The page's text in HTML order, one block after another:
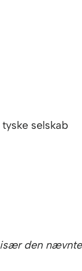
selskab
den